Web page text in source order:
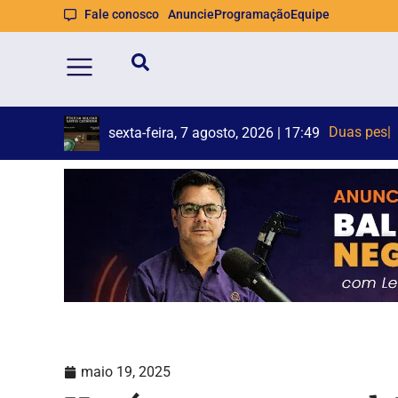
Fale conosco AnuncieProgramaçãoEquipe
sexta-feira, 7 agosto, 2026 | 17:49 Duas
Semana
maio 19, 2025